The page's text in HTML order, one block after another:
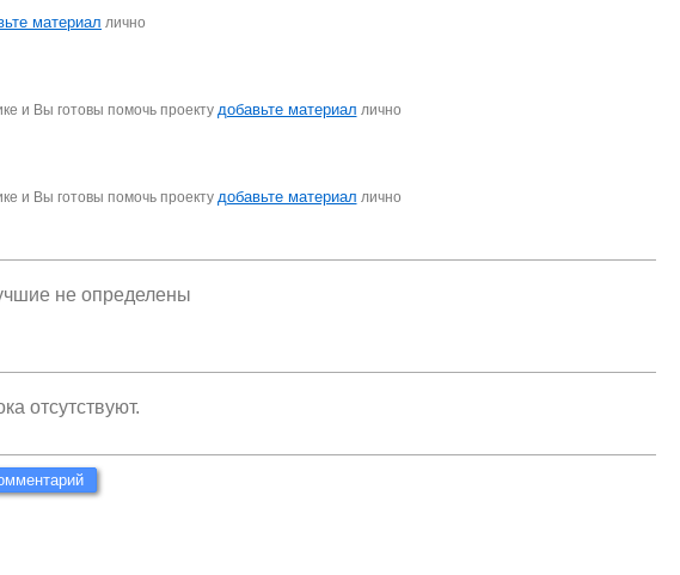
материал лично
и Вы готовы помочь проекту добавьте материал лично
и Вы готовы помочь проекту добавьте материал лично
не определены
отсутствуют.